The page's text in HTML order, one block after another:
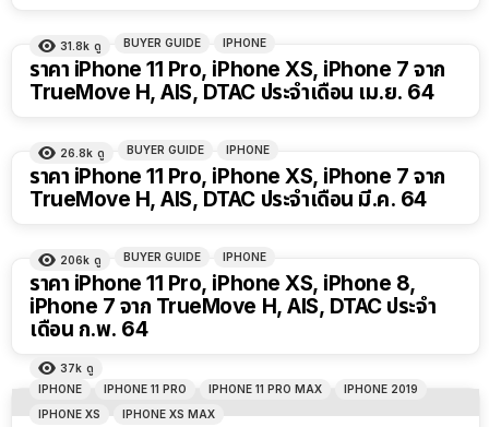
31.8k ดู BUYER GUIDE IPHONE
ราคา iPhone 11 Pro, iPhone XS, iPhone 7 จาก
TrueMove H, AIS, DTAC ประจำเดือน เม.ย. 64
26.8k ดู BUYER GUIDE IPHONE
ราคา iPhone 11 Pro, iPhone XS, iPhone 7 จาก
TrueMove H, AIS, DTAC ประจำเดือน มี.ค. 64
206k ดู BUYER GUIDE IPHONE
ราคา iPhone 11 Pro, iPhone XS, iPhone 8,
iPhone 7 จาก TrueMove H, AIS, DTAC ประจำ
เดือน ก.พ. 64
37k ดู
IPHONE
IPHONE 11 PRO IPHONE 11 PRO MAX
IPHONE 2019
IPHONE XS
IPHONE XS MAX